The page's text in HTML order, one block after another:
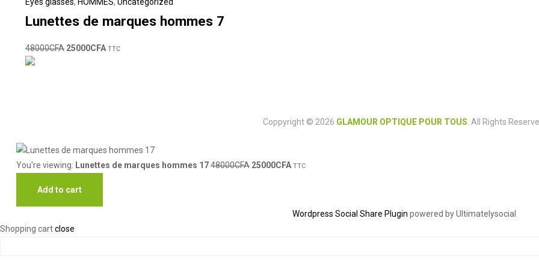
Lunettes de marques hommes 7
48000CFA 25000CFA TTC
Coppyright © 2026 GLAMOUR OPTIQUE POUR TOUS . All Rights
You're viewing: Lunettes de marques hommes 1748000CFA 25000CFA TTC
Add to cart
Wordpress Social Share Plugin powered by Ultimatelysocial
Shopping cartclose